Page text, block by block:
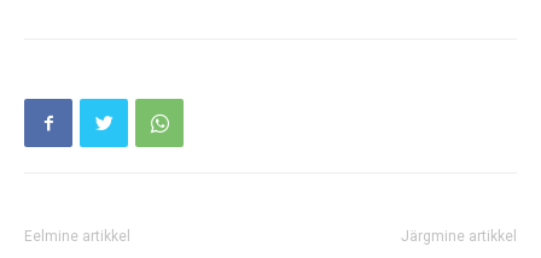
Eelmine artikkel Järgmine artikkel